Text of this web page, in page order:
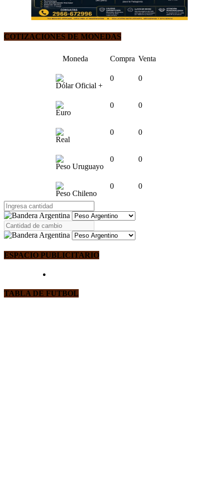
COTIZACIONES DE MONEDAS
Moneda Compra Venta
Dólar Oficial +
0 0
Euro
0 0
Real
0 0
Peso Uruguayo
0 0
Peso Chileno
0 0
ESPACIO PUBLICITARIO
TABLA DE FUTBOL